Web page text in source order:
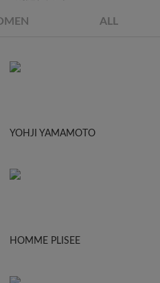
ALL
YOHJI YAMAMOTO
HOMME PLISEE